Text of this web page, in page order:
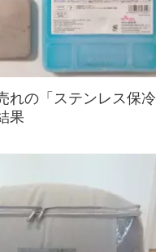
れの「ステンレス保
果